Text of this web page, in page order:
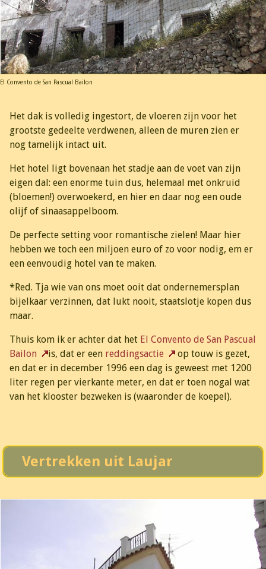
El Convento de San Pascual Bailon
Het dak is volledig ingestort, de vloeren zijn voor het
grootste gedeelte verdwenen, alleen de muren zien er
nog tamelijk intact uit.
Het hotel ligt bovenaan het stadje aan de voet van zijn
eigen dal: een enorme tuin dus, helemaal met onkruid
(bloemen!) overwoekerd, en hier en daar nog een oude
olijf of sinaasappelboom.
De perfecte setting voor romantische zielen! Maar hier
hebben we toch een miljoen euro of zo voor nodig, em er
een eenvoudig hotel van te maken.
*Red. Tja wie van ons moet ooit dat ondernemersplan
bijelkaar verzinnen, dat lukt nooit, staatslotje kopen dus
maar.
Thuis kom ik er achter dat het El Convento de San Pascual
Bailon
is, dat er een reddingsactie
op touw is gezet,
en dat er in december 1996 een dag is geweest met 1200
liter regen per vierkante meter, en dat er toen nogal wat
van het klooster bezweken is (waaronder de koepel).
Vertrekken uit Laujar